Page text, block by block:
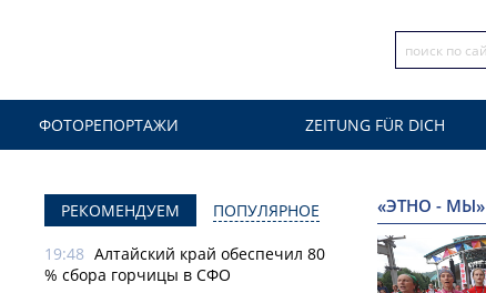
ФОТОРЕПОРТАЖИ ZEITUNG FÜR DICH
РЕКОМЕНДУЕМ ПОПУЛЯРНОЕ
19:48 Алтайский край обеспечил 80
% сбора горчицы в СФО
«ЭТНО - МЫ»